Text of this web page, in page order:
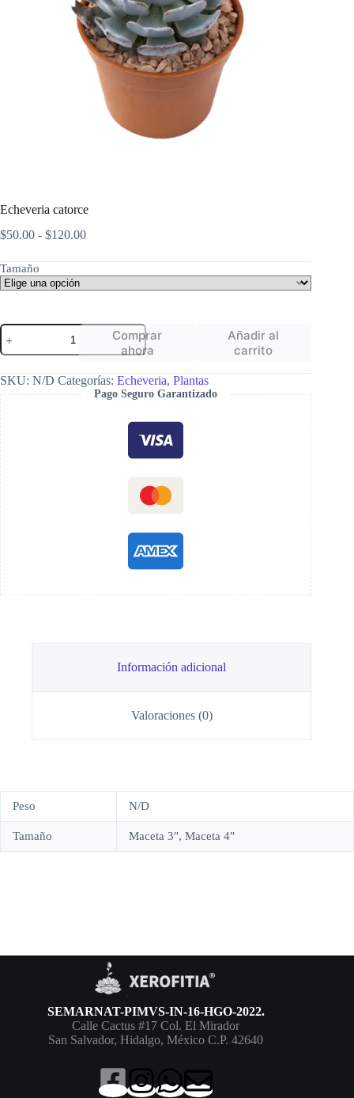
Echeveria catorce
$50.00 - $120.00Rango
precios:
desde
$50.00
Tamaño
Echeveria
catorce
cantidad
Comprar
ahora
Añadir al
carrito
SKU: N/D Categorías: Echeveria, Plantas
Pago Seguro Garantizado
Información adicional
Valoraciones (0)
Peso N/D
Tamaño Maceta 3", Maceta 4"
SEMARNAT-PIMVS-IN-16-HGO-2022.
Calle Cactus #17 Col. El Mirador
San Salvador, Hidalgo, México C.P. 42640